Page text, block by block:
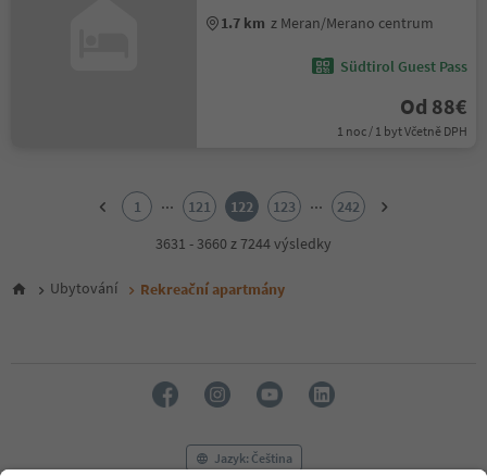
1.7 km z Meran/Merano centrum
Südtirol Guest Pass
Od 88€
1 noc / 1 byt Včetně DPH
6
1 ... 121 122 123 ...
242
3631 - 3660 z 7244 výsledky
Ubytování Rekreační apartmány
Jazyk: Čeština